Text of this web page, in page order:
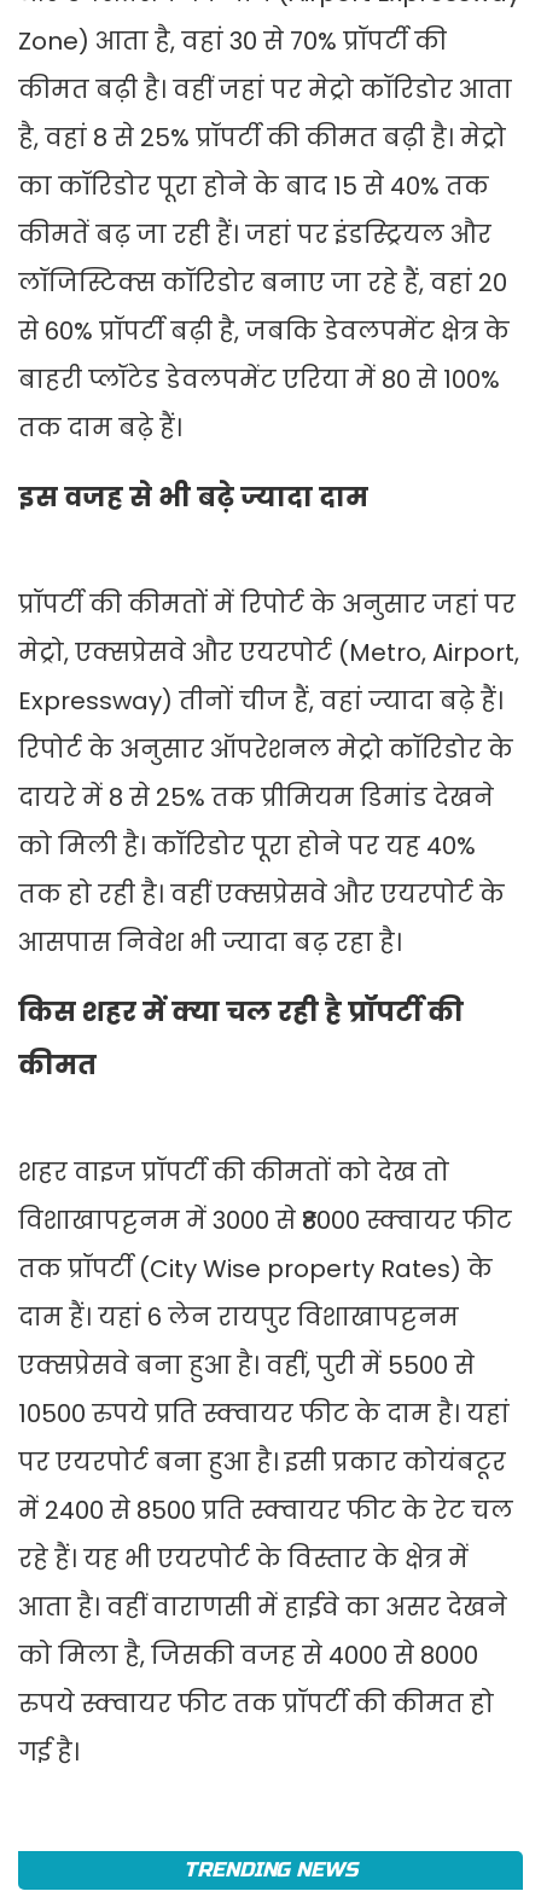
Zone) आता है, वहां 30 से 70% प्रॉपर्टी की
कीमत बढ़ी है। वहीं जहां पर मेट्रो कॉरिडोर आता
है, वहां 8 से 25% प्रॉपर्टी की कीमत बढ़ी है। मेट्रो
का कॉरिडोर पूरा होने के बाद 15 से 40% तक
कीमतें बढ़ जा रही हैं। जहां पर इंडस्ट्रियल और
लॉजिस्टिक्स कॉरिडोर बनाए जा रहे हैं, वहां 20
से 60% प्रॉपर्टी बढ़ी है, जबकि डेवलपमेंट क्षेत्र के
बाहरी प्लॉटेड डेवलपमेंट एरिया में 80 से 100%
तक दाम बढ़े हैं।
इस वजह से भी बढ़े ज्यादा दाम
प्रॉपर्टी की कीमतों में रिपोर्ट के अनुसार जहां पर
मेट्रो, एक्सप्रेसवे और एयरपोर्ट (Metro, Airport,
Expressway) तीनों चीज हैं, वहां ज्यादा बढ़े हैं।
रिपोर्ट के अनुसार ऑपरेशनल मेट्रो कॉरिडोर के
दायरे में 8 से 25% तक प्रीमियम डिमांड देखने
को मिली है। कॉरिडोर पूरा होने पर यह 40%
तक हो रही है। वहीं एक्सप्रेसवे और एयरपोर्ट के
आसपास निवेश भी ज्यादा बढ़ रहा है।
किस शहर में क्या चल रही है प्रॉपर्टी की
कीमत
शहर वाइज प्रॉपर्टी की कीमतों को देख तो
विशाखापट्टनम में 3000 से ₹8000 स्क्वायर फीट
तक प्रॉपर्टी (City Wise property Rates) के
दाम हैं। यहां 6 लेन रायपुर विशाखापट्टनम
एक्सप्रेसवे बना हुआ है। वहीं, पुरी में 5500 से
10500 रुपये प्रति स्क्वायर फीट के दाम है। यहां
पर एयरपोर्ट बना हुआ है। इसी प्रकार कोयंबटूर
में 2400 से 8500 प्रति स्क्वायर फीट के रेट चल
रहे हैं। यह भी एयरपोर्ट के विस्तार के क्षेत्र में
आता है। वहीं वाराणसी में हाईवे का असर देखने
को मिला है, जिसकी वजह से 4000 से 8000
रुपये स्क्वायर फीट तक प्रॉपर्टी की कीमत हो
गई है।
TRENDING NEWS